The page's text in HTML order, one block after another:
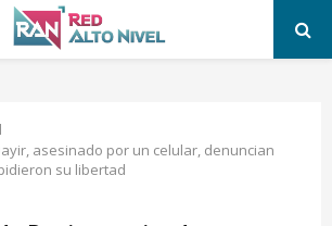
asesinado por un celular, denuncian
su libertad